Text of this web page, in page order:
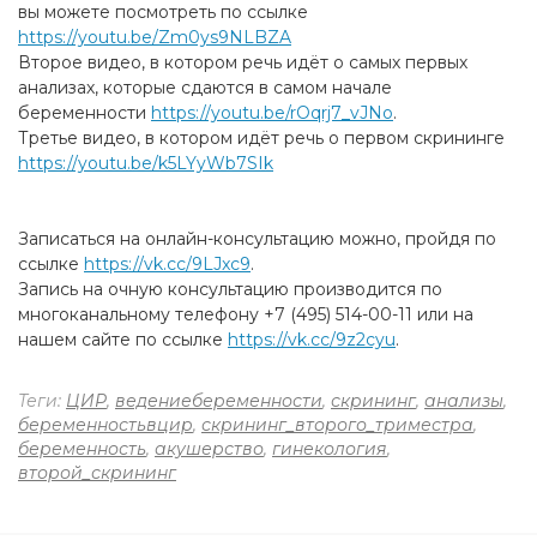
вы можете посмотреть по ссылке
https://youtu.be/Zm0ys9NLBZA
Второе видео, в котором речь идёт о самых первых
анализах, которые сдаются в самом начале
беременности https://youtu.be/rOqrj7_vJNo.
Третье видео, в котором идёт речь о первом скрининге
https://youtu.be/k5LYyWb7SIk
Записаться на онлайн-консультацию можно, пройдя по
ссылке https://vk.cc/9LJxc9.
Запись на очную консультацию производится по
многоканальному телефону +7 (495) 514-00-11 или на
нашем сайте по ссылке https://vk.cc/9z2cyu.
Теги: ЦИР, ведениебеременности, скрининг, анализы,
беременностьвцир, скрининг_второго_триместра,
беременность, акушерство, гинекология,
второй_скрининг